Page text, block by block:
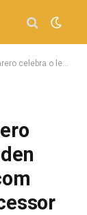
EP afetivo com cinco músicas do antecessor